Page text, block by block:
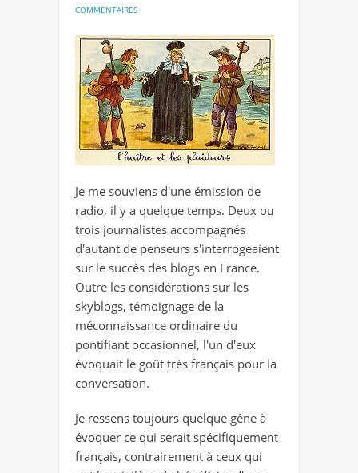
COMMENTAIRESsur
démission,
démission
Je me souviens d'une émission de
radio, il y a quelque temps. Deux ou
trois journalistes accompagnés
d'autant de penseurs s'interrogeaient
sur le succès des blogs en France.
Outre les considérations sur les
skyblogs, témoignage de la
méconnaissance ordinaire du
pontifiant occasionnel, l'un d'eux
évoquait le goût très français pour la
conversation.
Je ressens toujours quelque gêne à
évoquer ce qui serait spécifiquement
français, contrairement à ceux qui